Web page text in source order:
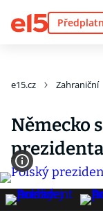
e15.cz Zahraniční
Německo